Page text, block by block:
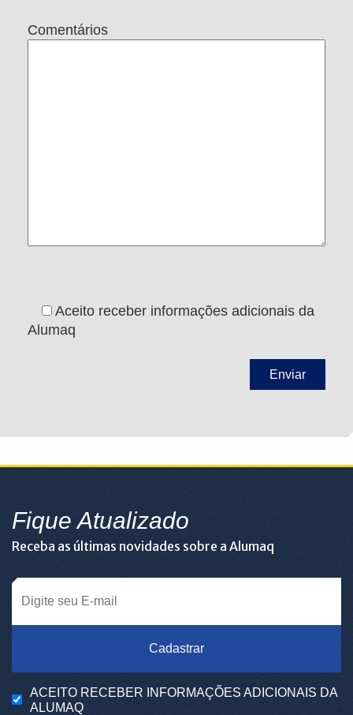
Comentários
Aceito receber informações adicionais da
Alumaq
Fique Atualizado
Receba as últimas novidades sobre a Alumaq
Cadastrar
ACEITO RECEBER INFORMAÇÕES ADICIONAIS DA
ALUMAQ